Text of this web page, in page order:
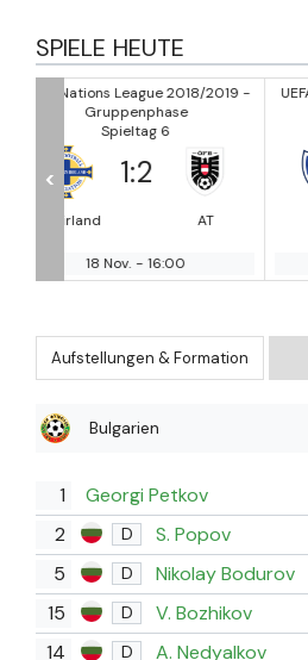
SPIELE HEUTE
UEFA Nations League 2018/2019 -
Gruppenphase
Spieltag 6
:1
18 Nov.
<
Aufstellungen & Formation
Bulgarien
1
Georgi Petkov
2
D S. Popov
5 D
Nikolay Bodurov
15
D
V. Bozhikov
14
D A. Nedyalkov